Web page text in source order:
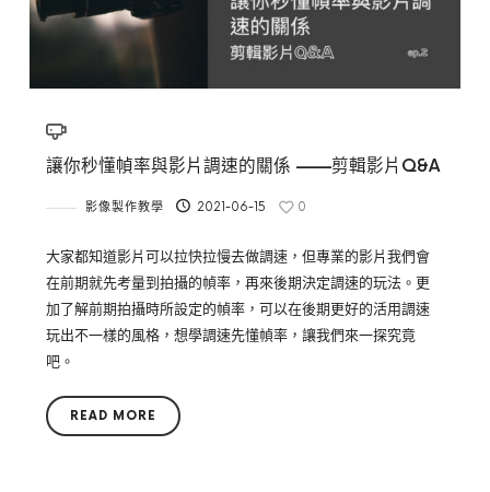
讓你秒懂幀率與影片調速的關係 ——剪輯影片Q&A
影像製作教學 2021-06-15 0
大家都知道影片可以拉快拉慢去做調速，但專業的影片我們會
在前期就先考量到拍攝的幀率，再來後期決定調速的玩法。更
加了解前期拍攝時所設定的幀率，可以在後期更好的活用調速
玩出不一樣的風格，想學調速先懂幀率，讓我們來一探究竟
吧。
READ MORE